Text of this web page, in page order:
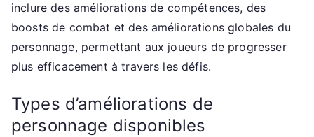
inclure des améliorations de compétences, des
boosts de combat et des améliorations globales du
personnage, permettant aux joueurs de progresser
plus efficacement à travers les défis.
Types d’améliorations de
personnage disponibles